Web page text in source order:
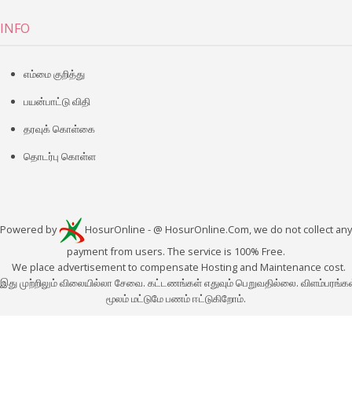
INFO
எம்மை குறித்து
பயன்பாட்டு விதி
தரவுக் கொள்கை
தொடர்பு கொள்ள
Powered by HosurOnline - @ HosurOnline.Com, we do not collect any
payment from users. The service is 100% Free.
We place advertisement to compensate Hosting and Maintenance cost.
முற்றிலும் விலையில்லா சேவை. கட்டணங்கள் எதுவும் பெறுவதில்லை.
மூலம் மட்டுமே பணம் ஈட்டுகிறோம்.